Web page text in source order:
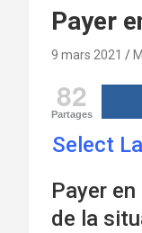
Payer
9 mars 2021
82
Partages
Select
Payer
de la